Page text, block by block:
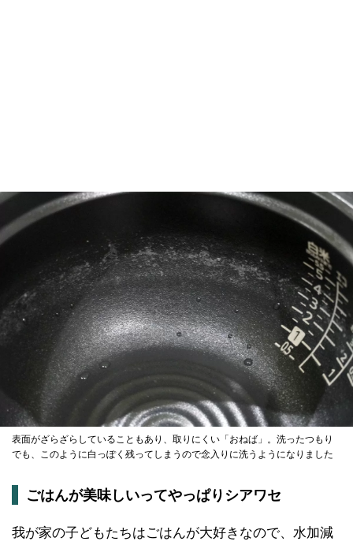
表面がざらざらしていることもあり、取りにくい「おねば」。洗ったつもり
でも、このように白っぽく残ってしまうので念入りに洗うようになりました
ごはんが美味しいってやっぱりシアワセ
我が家の子どもたちはごはんが大好きなので、水加減